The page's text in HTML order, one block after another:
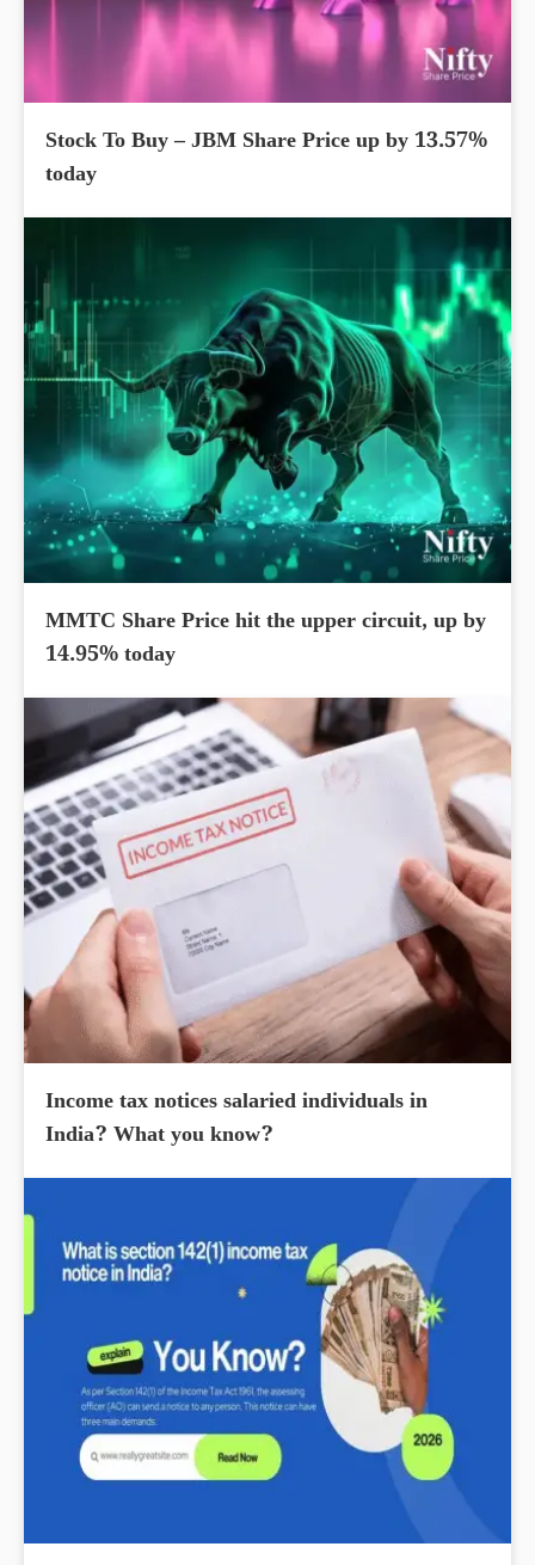
Stock To Buy – JBM Share Price up by 13.57%
today
MMTC Share Price hit the upper circuit, up by
14.95% today
Income tax notices salaried individuals in
India? What you know?